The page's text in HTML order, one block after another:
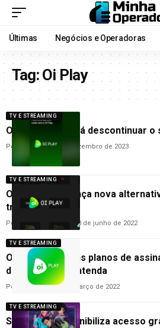
Últimas Negócios e Operadoras
Tag:Oi Play
TV E STREAMING
Oi anuncia que irá descontinuar o
Por Cleane Lima4 de dezembro de 2023
TV E STREAMING
Oi Play TV: Oi lança nova
tradicional
Por 10 de junho de 2022
TV E STREAMING
Oi encerra alguns planos de
de streaming; entenda
Por Cleane Lima22 de março de 2022
TV E STREAMING
Streaming disponibiliza acesso